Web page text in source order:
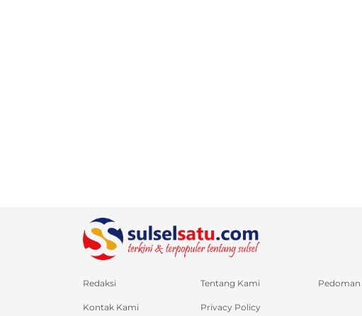
Redaksi Tentang Kami Pedoman
Kontak Kami Privacy Policy